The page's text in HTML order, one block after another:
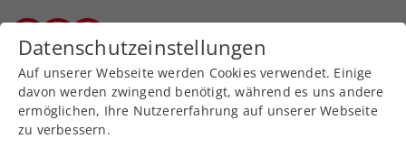
Zurück zur Newsübersicht
Turniere
Datenschutzeinstellungen
Auf unserer Webseite werden Cookies verwendet. Einige
davon werden zwingend benötigt, während es uns andere
ermöglichen, Ihre Nutzererfahrung auf unserer Webseite
zu verbessern.